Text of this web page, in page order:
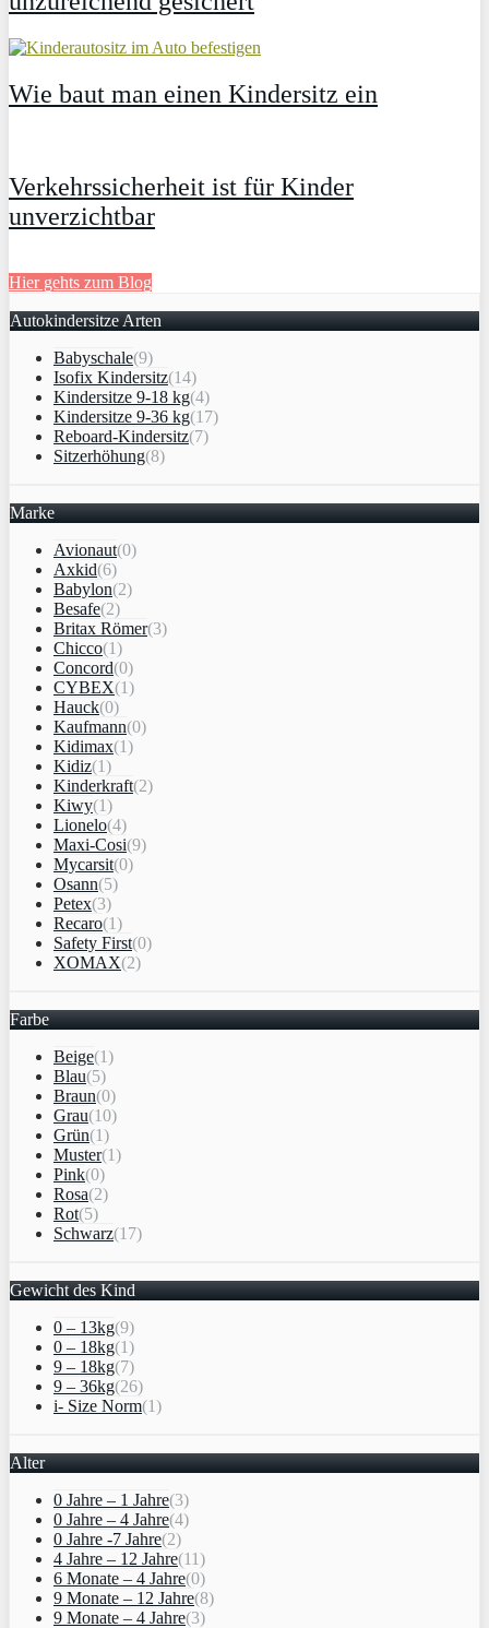
Wie baut man einen Kindersitz ein
Verkehrssicherheit ist für Kinder
unverzichtbar
Hier gehts zum Blog
Autokindersitze Arten
Babyschale(9)
Isofix Kindersitz(14)
Kindersitze 9-18 kg(4)
Kindersitze 9-36 kg(17)
Reboard-Kindersitz(7)
Sitzerhöhung(8)
Marke
Avionaut(0)
Axkid(6)
Babylon(2)
Besafe(2)
Britax Römer(3)
Chicco(1)
Concord(0)
CYBEX(1)
Hauck(0)
Kaufmann(0)
Kidimax(1)
Kidiz(1)
Kinderkraft(2)
Kiwy(1)
Lionelo(4)
Maxi-Cosi(9)
Mycarsit(0)
Osann(5)
Petex(3)
Recaro(1)
Safety First(0)
XOMAX(2)
Farbe
Beige(1)
Blau(5)
Braun(0)
Grau(10)
Grün(1)
Muster(1)
Pink(0)
Rosa(2)
Rot(5)
Schwarz(17)
Gewicht des Kind
0 – 13kg(9)
0 – 18kg(1)
9 – 18kg(7)
9 – 36kg(26)
i- Size Norm(1)
Alter
0 Jahre – 1 Jahre(3)
0 Jahre – 4 Jahre(4)
0 Jahre -7 Jahre(2)
4 Jahre – 12 Jahre(11)
6 Monate – 4 Jahre(0)
9 Monate – 12 Jahre(8)
9 Monate – 4 Jahre(3)